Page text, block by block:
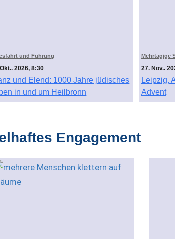
und Führung
2026, 8:30
und Elend: 1000 Jahre jüdisches
in und um Heilbronn
Mehrtägige
27. Nov..
Leipzig,
Advent
Engagement